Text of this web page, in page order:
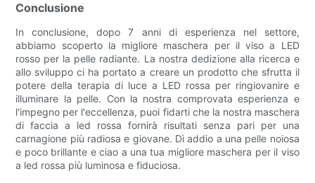
Conclusione
In conclusione, dopo 7 anni di esperienza nel settore,
abbiamo scoperto la migliore maschera per il viso a LED
rosso per la pelle radiante. La nostra dedizione alla ricerca e
allo sviluppo ci ha portato a creare un prodotto che sfrutta il
potere della terapia di luce a LED rossa per ringiovanire e
illuminare la pelle. Con la nostra comprovata esperienza e
l'impegno per l'eccellenza, puoi fidarti che la nostra maschera
di faccia a led rossa fornirà risultati senza pari per una
carnagione più radiosa e giovane. Dì addio a una pelle noiosa
e poco brillante e ciao a una tua migliore maschera per il viso
a led rossa più luminosa e fiduciosa.